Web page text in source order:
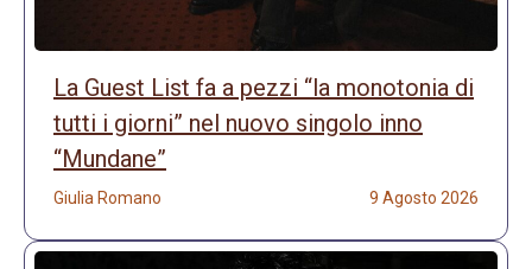
La Guest List fa a pezzi “la monotonia di
tutti i giorni” nel nuovo singolo inno
“Mundane”
Giulia Romano 9 Agosto 2026